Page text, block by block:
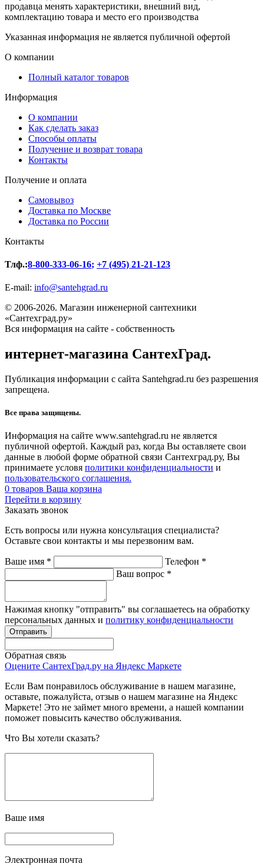
продавца менять характеристики, внешний вид,
комплектацию товара и место его производства
Указанная информация не является публичной офертой
О компании
Полный каталог товаров
Информация
О компании
Как сделать заказ
Способы оплаты
Получение и возврат товара
Контакты
Получение и оплата
Самовывоз
Доставка по Москве
Доставка по России
Контакты
Тлф.:8-800-333-06-16; +7 (495) 21-21-123
E-mail: info@santehgrad.ru
© 2006-2026. Магазин инженерной сантехники
«Сантехград.ру»
Вся информация на сайте - собственность
интернет-магазина СантехГрад.
Публикация информации с сайта Santehgrad.ru без разрешения
запрещена.
Все права защищены.
Информация на сайте www.santehgrad.ru не является
публичной офертой. Каждый раз, когда Вы оставляете свои
данные в любой форме обратной связи Сантехград.ру, Вы
принимаете условя политики конфиденциальности и
пользовательского соглашения.
0 товаров Ваша корзина
Перейти в корзину
Заказать звонок
Есть вопросы или нужна консультация специалиста?
Оставьте свои контакты и мы перезвоним вам.
Ваше имя * Телефон *
Ваш вопрос *
Нажимая кнопку "отправить" вы соглашаетесь на обработку
персональных данных и политику конфиденциальности
Обратная связь
Оцените СантехГрад.ру на Яндекс Маркете
Если Вам понравилось обслуживание в нашем магазине,
оставьте, пожалуйста, отзыв о нашем магазине на Яндекс
Маркете! Это не займет много времени, а нашей компании
поможет повысить качество обслуживания.
Что Вы хотели сказать?
Ваше имя
Электронная почта